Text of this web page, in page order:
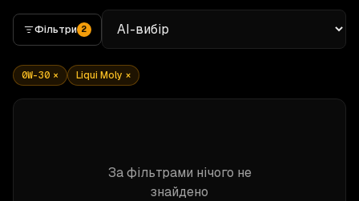
Фільтри 2
0W-30 × Liqui Moly ×
За фільтрами нічого не
знайдено